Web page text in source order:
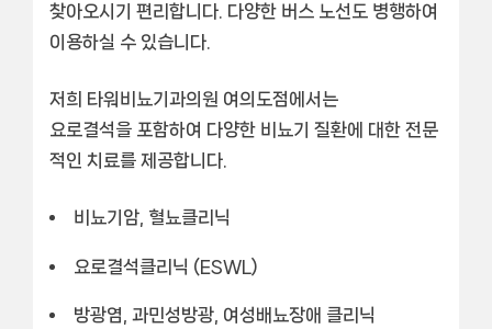
찾아오시기 편리합니다. 다양한 버스 노선도 병행하여
이용하실 수 있습니다.
저희 타워비뇨기과의원 여의도점에서는
요로결석을 포함하여 다양한 비뇨기 질환에 대한 전문
적인 치료를 제공합니다.
비뇨기암, 혈뇨클리닉
요로결석클리닉 (ESWL)
방광염, 과민성방광, 여성배뇨장애 클리닉